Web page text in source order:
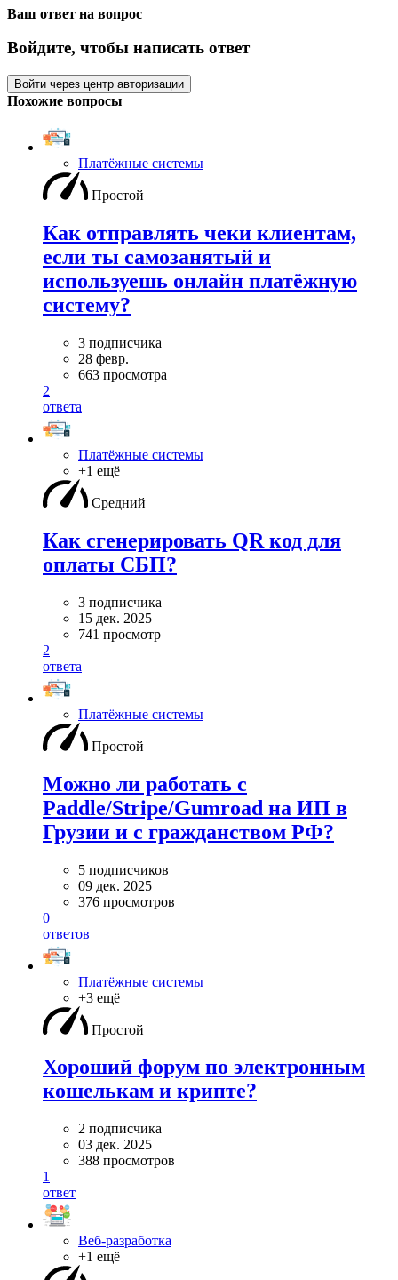
Ваш ответ на вопрос
Войдите, чтобы написать ответ
Войти через центр авторизации
Похожие вопросы
Платёжные системы
Простой
Как отправлять чеки клиентам,
если ты самозанятый и
используешь онлайн платёжную
систему?
3 подписчика
28 февр.
663 просмотра
2
ответа
Платёжные системы
+1 ещё
Средний
Как сгенерировать QR код для
оплаты СБП?
3 подписчика
15 дек. 2025
741 просмотр
2
ответа
Платёжные системы
Простой
Можно ли работать с
Paddle/Stripe/Gumroad на ИП в
Грузии и с гражданством РФ?
5 подписчиков
09 дек. 2025
376 просмотров
0
ответов
Платёжные системы
+3 ещё
Простой
Хороший форум по электронным
кошелькам и крипте?
2 подписчика
03 дек. 2025
388 просмотров
1
ответ
Веб-разработка
+1 ещё